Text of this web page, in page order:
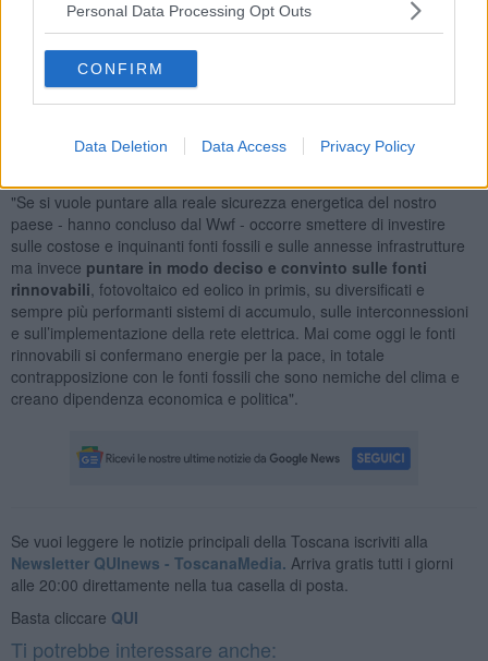
Personal Data Processing Opt Outs
CONFIRM
Data Deletion Data Access Privacy Policy
prossimi anni, anche per il processo di decarbonizzazione
necessario contrastare il cambiamento climatico: se si dovessero
infatti sviluppare tutte le fonti rinnovabili necessarie per conseguire i
target del Fit for 55 e REPowerEU,
consumare meno di 50 miliardi di metri cubi/anno di gas
sottoutilizzate, ossia inutili e oltremodo costose che i cittadini italiani
"Se si vuole puntare alla reale sicurezza energetica del nostro
paese - hanno concluso dal Wwf - occorre smettere di investire
sulle costose e inquinanti fonti fossili e sulle annesse infrastrutture
ma invece puntare in modo deciso e convinto sulle fonti
rinnovabili , fotovoltaico ed eolico in primis, su diversificati e
sempre più performanti sistemi di accumulo, sulle interconnessioni
e sull’implementazione della rete elettrica. Mai come oggi le fonti
rinnovabili si confermano energie per la pace, in totale
contrapposizione con le fonti fossili che sono nemiche del clima e
creano dipendenza economica e politica".
Se vuoi leggere le notizie principali della Toscana iscriviti alla
Newsletter QUInews - ToscanaMedia. Arriva gratis tutti i giorni
alle 20:00 direttamente nella tua casella di posta.
Basta cliccare QUI
Ti potrebbe interessare anche: